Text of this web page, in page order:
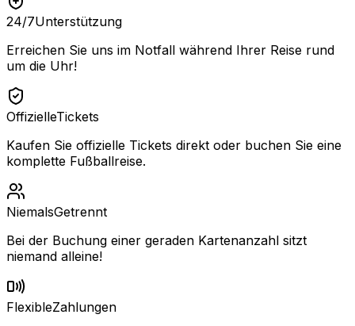
24/7Unterstützung
Erreichen Sie uns im Notfall während Ihrer Reise rund
um die Uhr!
OffizielleTickets
Kaufen Sie offizielle Tickets direkt oder buchen Sie eine
komplette Fußballreise.
NiemalsGetrennt
Bei der Buchung einer geraden Kartenanzahl sitzt
niemand alleine!
FlexibleZahlungen